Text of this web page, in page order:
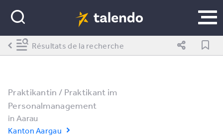
Praktikantin / Praktikant im
Personalmanagement
in Aarau
Kanton Aargau
Résultats de la recherche